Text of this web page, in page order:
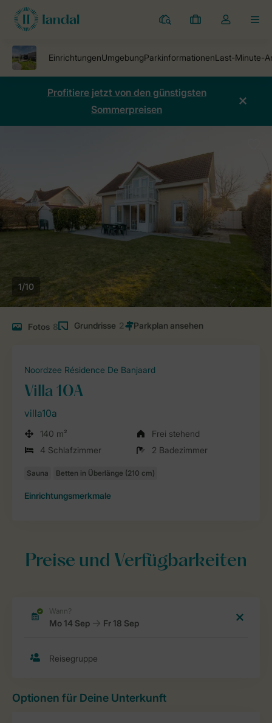
Ferienparks
Meine
Dropdown-
öffnen
Profitiere jetzt von den günstigsten
Sommerpreisen
1/10
Fotos 8 Grundrisse 2
Noordzee Résidence De Banjaard
Villa 10A
villa10a
140 m²
Frei stehend
4 Schlafzimmer
2 Badezimmer
Einrichtungsmerkmale
Preise und Verfügbarkeiten
Optionen für Deine Unterkunft